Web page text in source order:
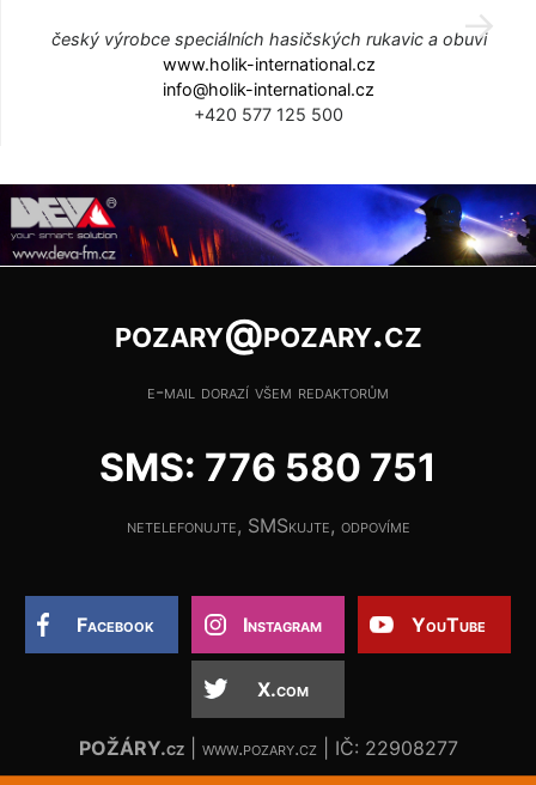
český výrobce speciálních hasičských rukavic a obuvi
www.holik-international.cz
info@holik-international.cz
+420 577 125 500
pozary@pozary.cz
e-mail dorazí všem redaktorům
SMS: 776 580 751
netelefonujte, SMSkujte, odpovíme
Facebook Instagram YouTube
X.com
POŽÁRY.cz| www.pozary.cz | IČ: 22908277